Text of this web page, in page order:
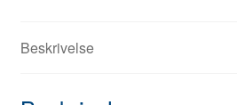
Beskrivelse